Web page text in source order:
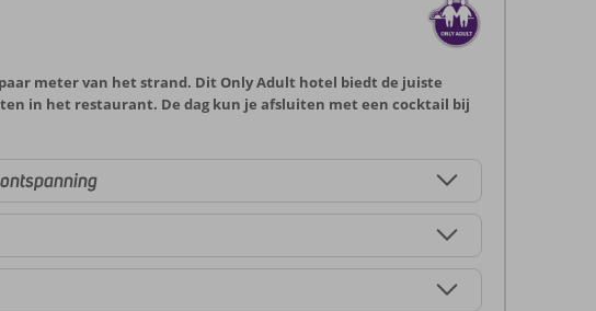
meter van het strand. Dit Only Adult hotel biedt de juiste
in het restaurant. De dag kun je afsluiten met een cocktail bij